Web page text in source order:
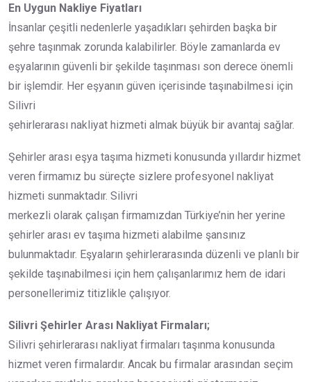
En Uygun Nakliye Fiyatları
İnsanlar çeşitli nedenlerle yaşadıkları şehirden başka bir
şehre taşınmak zorunda kalabilirler. Böyle zamanlarda ev
eşyalarının güvenli bir şekilde taşınması son derece önemli
bir işlemdir. Her eşyanın güven içerisinde taşınabilmesi için
Silivri
şehirlerarası nakliyat hizmeti almak büyük bir avantaj sağlar.
Şehirler arası eşya taşıma hizmeti konusunda yıllardır hizmet
veren firmamız bu süreçte sizlere profesyonel nakliyat
hizmeti sunmaktadır. Silivri
merkezli olarak çalışan firmamızdan Türkiye’nin her yerine
şehirler arası ev taşıma hizmeti alabilme şansınız
bulunmaktadır. Eşyaların şehirlerarasında düzenli ve planlı bir
şekilde taşınabilmesi için hem çalışanlarımız hem de idari
personellerimiz titizlikle çalışıyor.
Silivri Şehirler Arası Nakliyat Firmaları;
Silivri şehirlerarası nakliyat firmaları taşınma konusunda
hizmet veren firmalardır. Ancak bu firmalar arasından seçim